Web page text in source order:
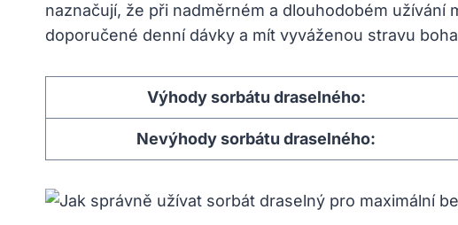
naznačují, že při nadměrném a dlouhodobém
doporučené denní dávky a mít vyváženou stravu
Výhody sorbátu draselného:
Nevýhody sorbátu draselného: